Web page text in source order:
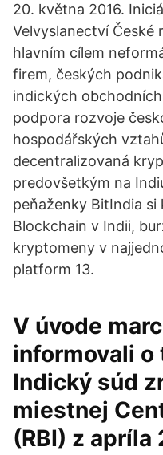
20. května 2016.
Velvyslanectví České
hlavním cílem
firem, českých
indických
podpora rozvoje
hospodářských
decentralizovaná
predovšetkým na
peňaženky BitIndia
Blockchain v Indii,
kryptomeny v
platform 13.
V úvode
informovali o
Indický súd
miestnej
(RBI) z apríla